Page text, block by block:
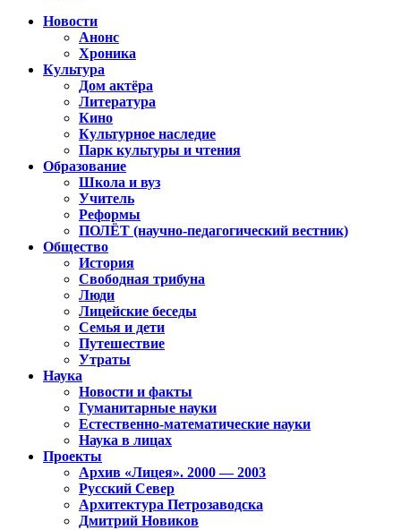
Новости
Анонс
Хроника
Культура
Дом актёра
Литература
Кино
Культурное наследие
Парк культуры и чтения
Образование
Школа и вуз
Учитель
Реформы
ПОЛЁТ (научно-педагогический вестник)
Общество
История
Свободная трибуна
Люди
Лицейские беседы
Семья и дети
Путешествие
Утраты
Наука
Новости и факты
Гуманитарные науки
Естественно-математические науки
Наука в лицах
Проекты
Архив «Лицея». 2000 — 2003
Русский Север
Архитектура Петрозаводска
Дмитрий Новиков